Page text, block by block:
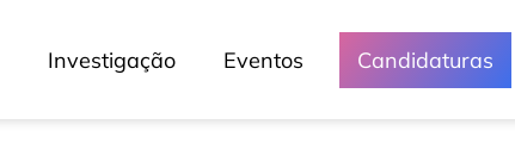
Investigação Eventos Candidaturas